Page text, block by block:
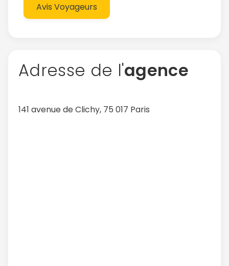
Avis Voyageurs
Adresse de l'agence
141 avenue de Clichy, 75 017 Paris